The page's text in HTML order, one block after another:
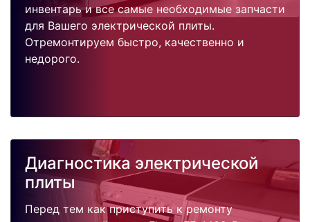
инвентарь и все самые необходимые запчасти
для Вашего электрической плиты.
Отремонтируем быстро, качественно и
недорого.
Диагностика электрической
плиты
Перед тем как приступить к ремонту